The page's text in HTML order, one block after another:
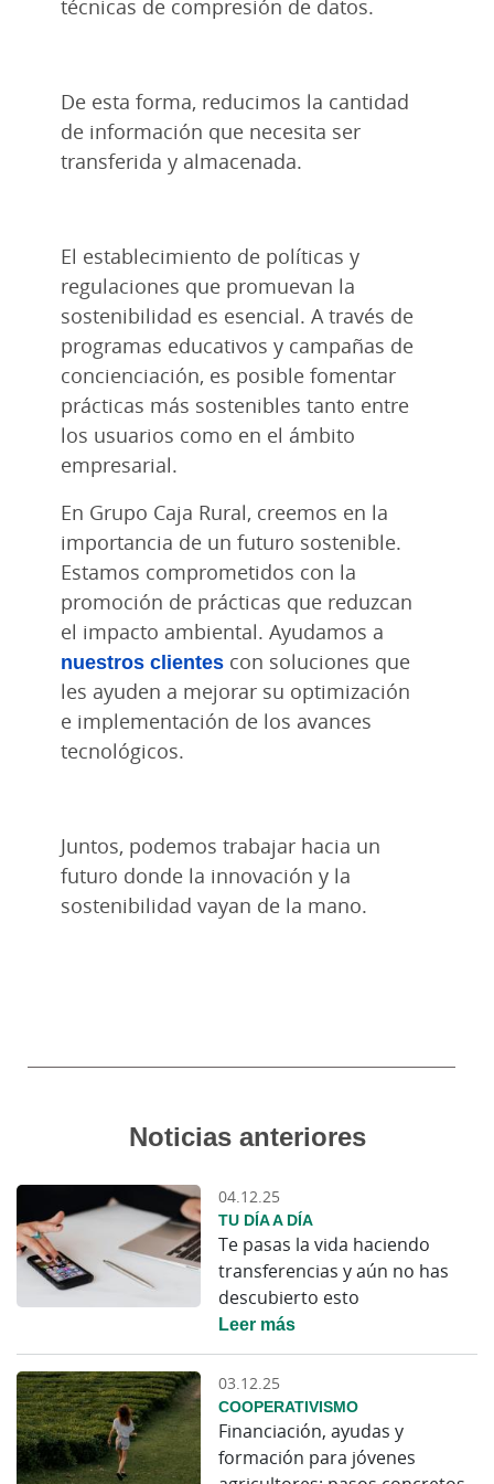
técnicas de compresión de datos.
De esta forma, reducimos la cantidad
de información que necesita ser
transferida y almacenada.
El establecimiento de políticas y
regulaciones que promuevan la
sostenibilidad es esencial. A través de
programas educativos y campañas de
concienciación, es posible fomentar
prácticas más sostenibles tanto entre
los usuarios como en el ámbito
empresarial.
En Grupo Caja Rural, creemos en la
importancia de un futuro sostenible.
Estamos comprometidos con la
promoción de prácticas que reduzcan
el impacto ambiental. Ayudamos a
nuestros clientes con soluciones que
les ayuden a mejorar su optimización
e implementación de los avances
tecnológicos.
Juntos, podemos trabajar hacia un
futuro donde la innovación y la
sostenibilidad vayan de la mano.
Noticias anteriores
04.12.25
TU DÍA A DÍA
Te pasas la vida haciendo
transferencias y aún no has
descubierto esto
Leer más
03.12.25
COOPERATIVISMO
Financiación, ayudas y
formación para jóvenes